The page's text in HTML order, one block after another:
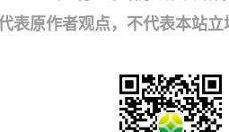
表原作者观点，不代表本站